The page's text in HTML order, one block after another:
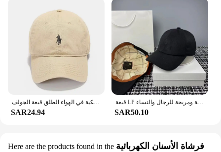
SAR24.94
قبعة LP من الكشمير للخريف والشتاء، قبعات بيسبول كاجوال مطرزة دافئة ومريحة للرجال والنساء
SAR50.10
Here are the products found in the فرشاة الأسنان الكهربائية